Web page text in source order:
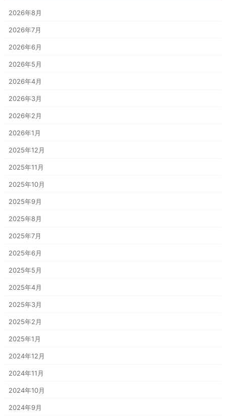
2026年8月
2026年7月
2026年6月
2026年5月
2026年4月
2026年3月
2026年2月
2026年1月
2025年12月
2025年11月
2025年10月
2025年9月
2025年8月
2025年7月
2025年6月
2025年5月
2025年4月
2025年3月
2025年2月
2025年1月
2024年12月
2024年11月
2024年10月
2024年9月